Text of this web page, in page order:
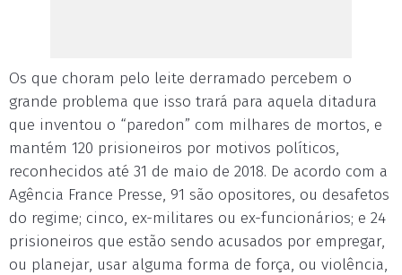
Os que choram pelo leite derramado percebem o
grande problema que isso trará para aquela ditadura
que inventou o “paredon” com milhares de mortos, e
mantém 120 prisioneiros por motivos políticos,
reconhecidos até 31 de maio de 2018. De acordo com a
Agência France Presse, 91 são opositores, ou desafetos
do regime; cinco, ex-militares ou ex-funcionários; e 24
prisioneiros que estão sendo acusados por empregar,
ou planejar, usar alguma forma de força, ou violência,